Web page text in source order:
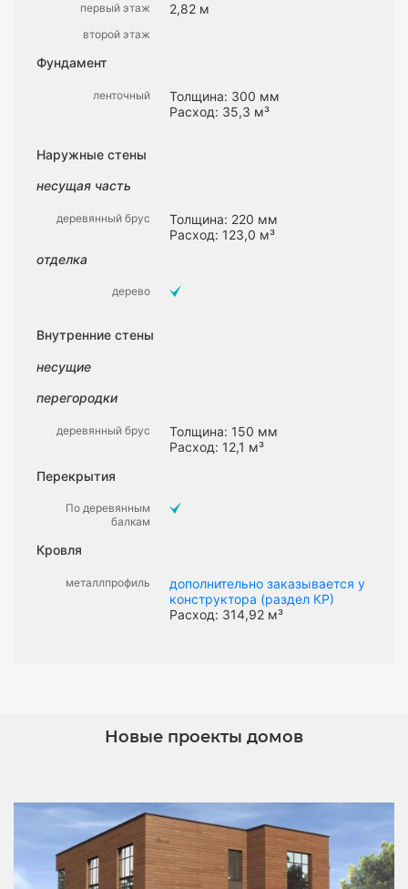
первый этаж 2,82 м
второй этаж
Фундамент
ленточный
Толщина: 300 мм
Расход: 35,3 м³
Наружные стены
несущая часть
деревянный брус
Толщина: 220 мм
Расход: 123,0 м³
отделка
дерево
Внутренние стены
несущие
перегородки
деревянный брус
Толщина: 150 мм
Расход: 12,1 м³
Перекрытия
По деревянным
балкам
Кровля
металлпрофиль
дополнительно заказывается у
конструктора (раздел КР)
Расход: 314,92 м³
Новые проекты домов